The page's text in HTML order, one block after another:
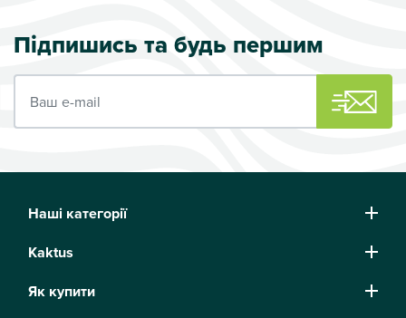
Підпишись та будь першим
Наші категорії
Kaktus
Як купити